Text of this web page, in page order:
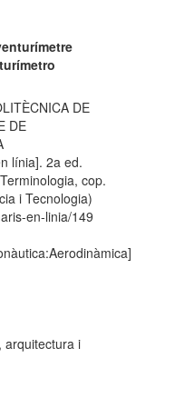
DE
DE
línia]. 2a ed.
cop.
i Tecnologia)
en-linia/149
arquitectura i